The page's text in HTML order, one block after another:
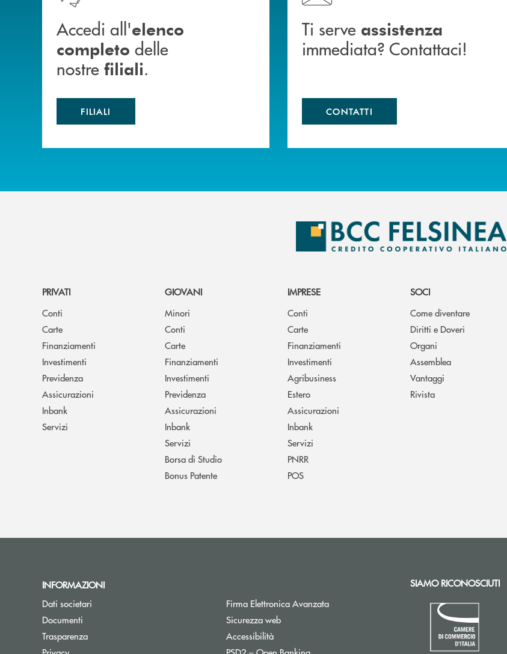
Accedi all'elenco
completo delle
nostre filiali.
FILIALI
Ti serve assistenza
immediata? Contattaci!
CONTATTI
PRIVATI
Conti
Carte
Finanziamenti
Investimenti
Previdenza
Assicurazioni
Inbank
Servizi
GIOVANI
Minori
Conti
Carte
Finanziamenti
Investimenti
Previdenza
Assicurazioni
Inbank
Servizi
Borsa di Studio
Bonus Patente
IMPRESE
Conti
Carte
Finanziamenti
Investimenti
Agribusiness
Estero
Assicurazioni
Inbank
Servizi
PNRR
POS
SOCI
Come diventare
Diritti e Doveri
Organi
Assemblea
Vantaggi
Rivista
INFORMAZIONI
Dati societari
Documenti
Trasparenza
Apre una nuova finestra
Firma Elettronica AvanzataApre una nuova finestra
Sicurezza web
Accessibilità
Apre una nuova finestra
SIAMO RICONOSCIUTI